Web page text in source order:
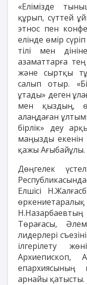
«Елімізде
құрып, сүттей
этнос пен
елінде өмір
тілі мен
азаматтарға
және сыртқы
салып отыр.
ұтады» деген
мен қыздың,
алаңдаған
бірлік» деу
маңызды екенін
қажы Ағыбайұлы.
Дөңгелек
Елшісі
Төрағасы,
лидерлері
ілгерілету
Архиепископ,
арнайы қатысты.